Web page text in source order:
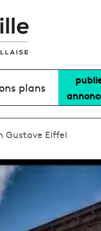
plans
Gustave Eiffel